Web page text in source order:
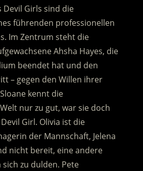
Devil Girls sind die
führenden professionellen
Im Zentrum steht die
Ahsha Hayes, die
beendet hat und den
– gegen den Willen ihrer
kennt die
nur zu gut, war sie doch
Girl. Olivia ist die
der Mannschaft, Jelena
nicht bereit, eine andere
zu dulden. Pete